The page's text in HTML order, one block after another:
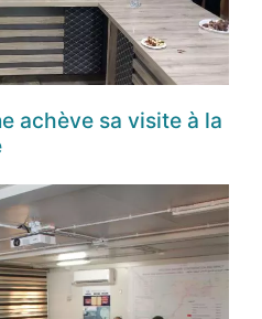
achève sa visite à la